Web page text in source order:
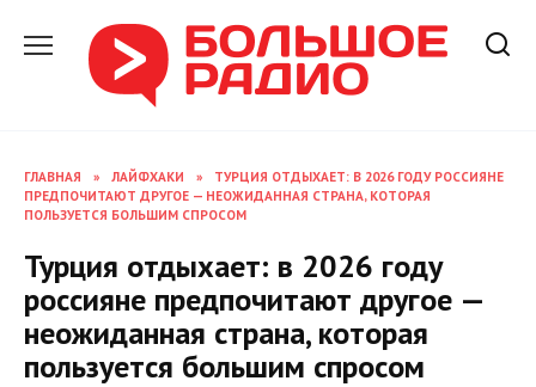
содержанию
ГЛАВНАЯ » ЛАЙФХАКИ »
ТУРЦИЯ ОТДЫХАЕТ: В 2026 ГОДУ РОССИЯНЕ
ПРЕДПОЧИТАЮТ ДРУГОЕ — НЕОЖИДАННАЯ СТРАНА, КОТОРАЯ
ПОЛЬЗУЕТСЯ БОЛЬШИМ СПРОСОМ
Турция отдыхает: в 2026 году
россияне предпочитают другое —
неожиданная страна, которая
пользуется большим спросом